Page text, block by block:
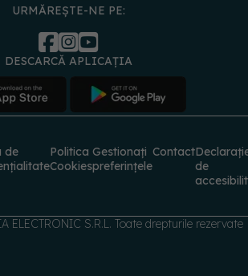
URMĂREȘTE-NE PE:
DESCARCĂ APLICAȚIA
de
Politica
Cookies
Gestionați
preferințele
Contact
de
ELECTRONIC S.R.L. Toate drepturile rezervate